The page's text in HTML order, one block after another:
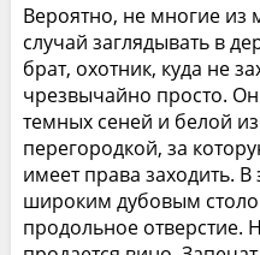
Вероятно, не многие из
случай заглядывать в
брат, охотник, куда не
чрезвычайно просто.
темных сеней и белой
перегородкой, за
имеет права заходить.
широким дубовым
продольное отверстие.